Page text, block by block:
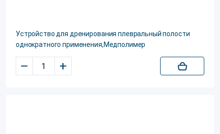
Устройство для дренирования плевральный полости
однократного применения,Медполимер
– +